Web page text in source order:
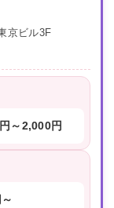
京ビル3F
～2,000円